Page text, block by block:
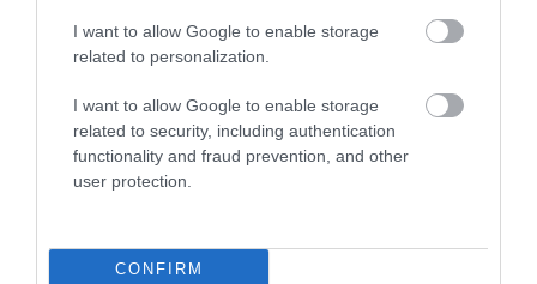
I want to allow Google to enable storage
related to personalization.
I want to allow Google to enable storage
related to security, including authentication
functionality and fraud prevention, and other
user protection.
CONFIRM
Chippenham
Corsham
Salisbury